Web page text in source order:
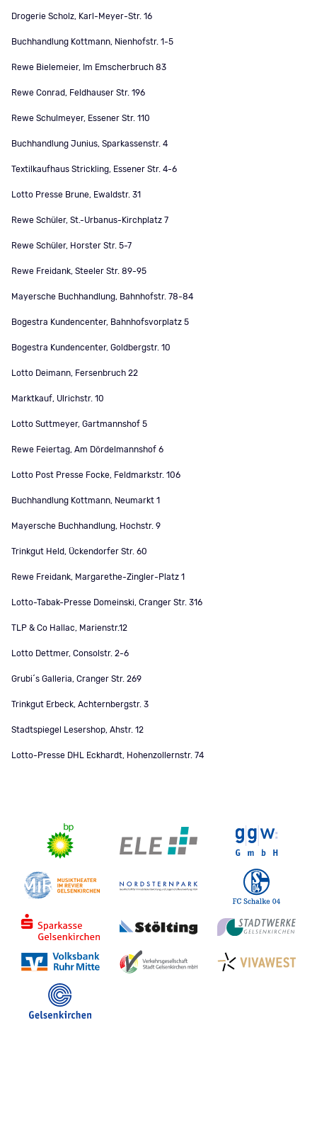
Drogerie Scholz, Karl-Meyer-Str. 16
Buchhandlung Kottmann, Nienhofstr. 1-5
Rewe Bielemeier, Im Emscherbruch 83
Rewe Conrad, Feldhauser Str. 196
Rewe Schulmeyer, Essener Str. 110
Buchhandlung Junius, Sparkassenstr. 4
Textilkaufhaus Strickling, Essener Str. 4-6
Lotto Presse Brune, Ewaldstr. 31
Rewe Schüler, St.-Urbanus-Kirchplatz 7
Rewe Schüler, Horster Str. 5-7
Rewe Freidank, Steeler Str. 89-95
Mayersche Buchhandlung, Bahnhofstr. 78-84
Bogestra Kundencenter, Bahnhofsvorplatz 5
Bogestra Kundencenter, Goldbergstr. 10
Lotto Deimann, Fersenbruch 22
Marktkauf, Ulrichstr. 10
Lotto Suttmeyer, Gartmannshof 5
Rewe Feiertag, Am Dördelmannshof 6
Lotto Post Presse Focke, Feldmarkstr. 106
Buchhandlung Kottmann, Neumarkt 1
Mayersche Buchhandlung, Hochstr. 9
Trinkgut Held, Ückendorfer Str. 60
Rewe Freidank, Margarethe-Zingler-Platz 1
Lotto-Tabak-Presse Domeinski, Cranger Str. 316
TLP & Co Hallac, Marienstr.12
Lotto Dettmer, Consolstr. 2-6
Grubi´s Galleria, Cranger Str. 269
Trinkgut Erbeck, Achternbergstr. 3
Stadtspiegel Lesershop, Ahstr. 12
Lotto-Presse DHL Eckhardt, Hohenzollernstr. 74